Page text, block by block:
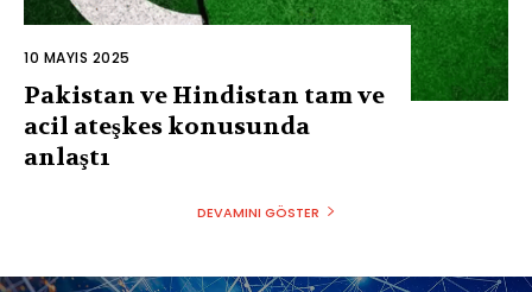
10 MAYIS 2025
Pakistan ve Hindistan tam ve
acil ateşkes konusunda
anlaştı
DEVAMINI GÖSTER